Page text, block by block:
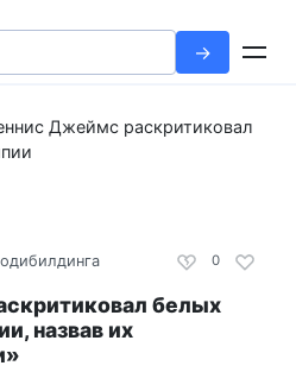
Джеймс раскритиковал
0
белых
назвав их